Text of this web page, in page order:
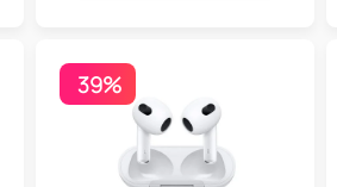
39%